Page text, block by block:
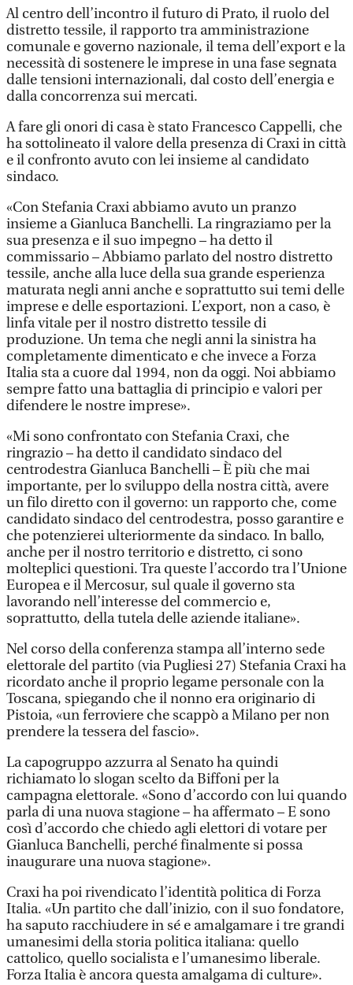
Al centro dell’incontro il futuro di Prato, il ruolo del
distretto tessile, il rapporto tra amministrazione
comunale e governo nazionale, il tema dell’export e la
necessità di sostenere le imprese in una fase segnata
dalle tensioni internazionali, dal costo dell’energia e
dalla concorrenza sui mercati.
A fare gli onori di casa è stato Francesco Cappelli, che
ha sottolineato il valore della presenza di Craxi in città
e il confronto avuto con lei insieme al candidato
sindaco.
«Con Stefania Craxi abbiamo avuto un pranzo
insieme a Gianluca Banchelli. La ringraziamo per la
sua presenza e il suo impegno – ha detto il
commissario – Abbiamo parlato del nostro distretto
tessile, anche alla luce della sua grande esperienza
maturata negli anni anche e soprattutto sui temi delle
imprese e delle esportazioni. L’export, non a caso, è
linfa vitale per il nostro distretto tessile di
produzione. Un tema che negli anni la sinistra ha
completamente dimenticato e che invece a Forza
Italia sta a cuore dal 1994, non da oggi. Noi abbiamo
sempre fatto una battaglia di principio e valori per
difendere le nostre imprese».
«Mi sono confrontato con Stefania Craxi, che
ringrazio – ha detto il candidato sindaco del
centrodestra Gianluca Banchelli – È più che mai
importante, per lo sviluppo della nostra città, avere
un filo diretto con il governo: un rapporto che, come
candidato sindaco del centrodestra, posso garantire e
che potenzierei ulteriormente da sindaco. In ballo,
anche per il nostro territorio e distretto, ci sono
molteplici questioni. Tra queste l’accordo tra l’Unione
Europea e il Mercosur, sul quale il governo sta
lavorando nell’interesse del commercio e,
soprattutto, della tutela delle aziende italiane».
Nel corso della conferenza stampa all’interno sede
elettorale del partito (via Pugliesi 27) Stefania Craxi ha
ricordato anche il proprio legame personale con la
Toscana, spiegando che il nonno era originario di
Pistoia, «un ferroviere che scappò a Milano per non
prendere la tessera del fascio».
La capogruppo azzurra al Senato ha quindi
richiamato lo slogan scelto da Biffoni per la
campagna elettorale. «Sono d’accordo con lui quando
parla di una nuova stagione – ha affermato – E sono
così d’accordo che chiedo agli elettori di votare per
Gianluca Banchelli, perché finalmente si possa
inaugurare una nuova stagione».
Craxi ha poi rivendicato l’identità politica di Forza
Italia. «Un partito che dall’inizio, con il suo fondatore,
ha saputo racchiudere in sé e amalgamare i tre grandi
umanesimi della storia politica italiana: quello
cattolico, quello socialista e l’umanesimo liberale.
Forza Italia è ancora questa amalgama di culture».